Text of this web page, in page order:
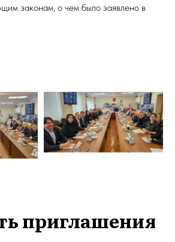
законам, о чем было заявлено в
приглашения